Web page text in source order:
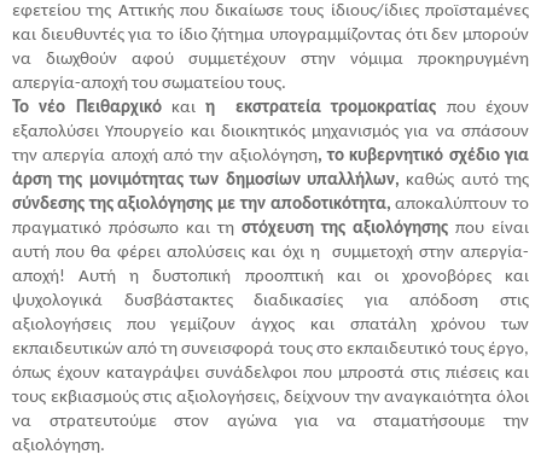
εφετείου της Αττικής που δικαίωσε τους ίδιους/ίδιες προϊσταμένες
και διευθυντές για το ίδιο ζήτημα υπογραμμίζοντας ότι δεν μπορούν
να διωχθούν αφού συμμετέχουν στην νόμιμα προκηρυγμένη
απεργία-αποχή του σωματείου τους.
Το νέο Πειθαρχικό καιη εκστρατεία τρομοκρατίας που έχουν
εξαπολύσει Υπουργείο και διοικητικός μηχανισμός για να σπάσουν
την απεργία αποχή από την αξιολόγηση, το κυβερνητικό σχέδιο για
άρση της μονιμότητας των δημοσίων υπαλλήλων, καθώς αυτό της
σύνδεσης της αξιολόγησης με την αποδοτικότητα, αποκαλύπτουν το
πραγματικό πρόσωπο και τη στόχευση της αξιολόγησης που είναι
αυτή που θα φέρει απολύσεις και όχι η συμμετοχή στην απεργία-
αποχή! Αυτή η δυστοπική προοπτική και οι χρονοβόρες και
ψυχολογικά δυσβάστακτες διαδικασίες για απόδοση στις
αξιολογήσεις που γεμίζουν άγχος και σπατάλη χρόνου των
εκπαιδευτικών από τη συνεισφορά τους στο εκπαιδευτικό τους έργο,
όπως έχουν καταγράψει συνάδελφοι που μπροστά στις πιέσεις και
τους εκβιασμούς στις αξιολογήσεις, δείχνουν την αναγκαιότητα όλοι
να στρατευτούμε στον αγώνα για να σταματήσουμε την
αξιολόγηση.